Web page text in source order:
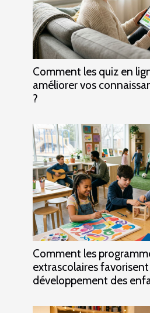
Comment les quiz en
améliorer vos
?
Comment les
extrascolaires
développement des